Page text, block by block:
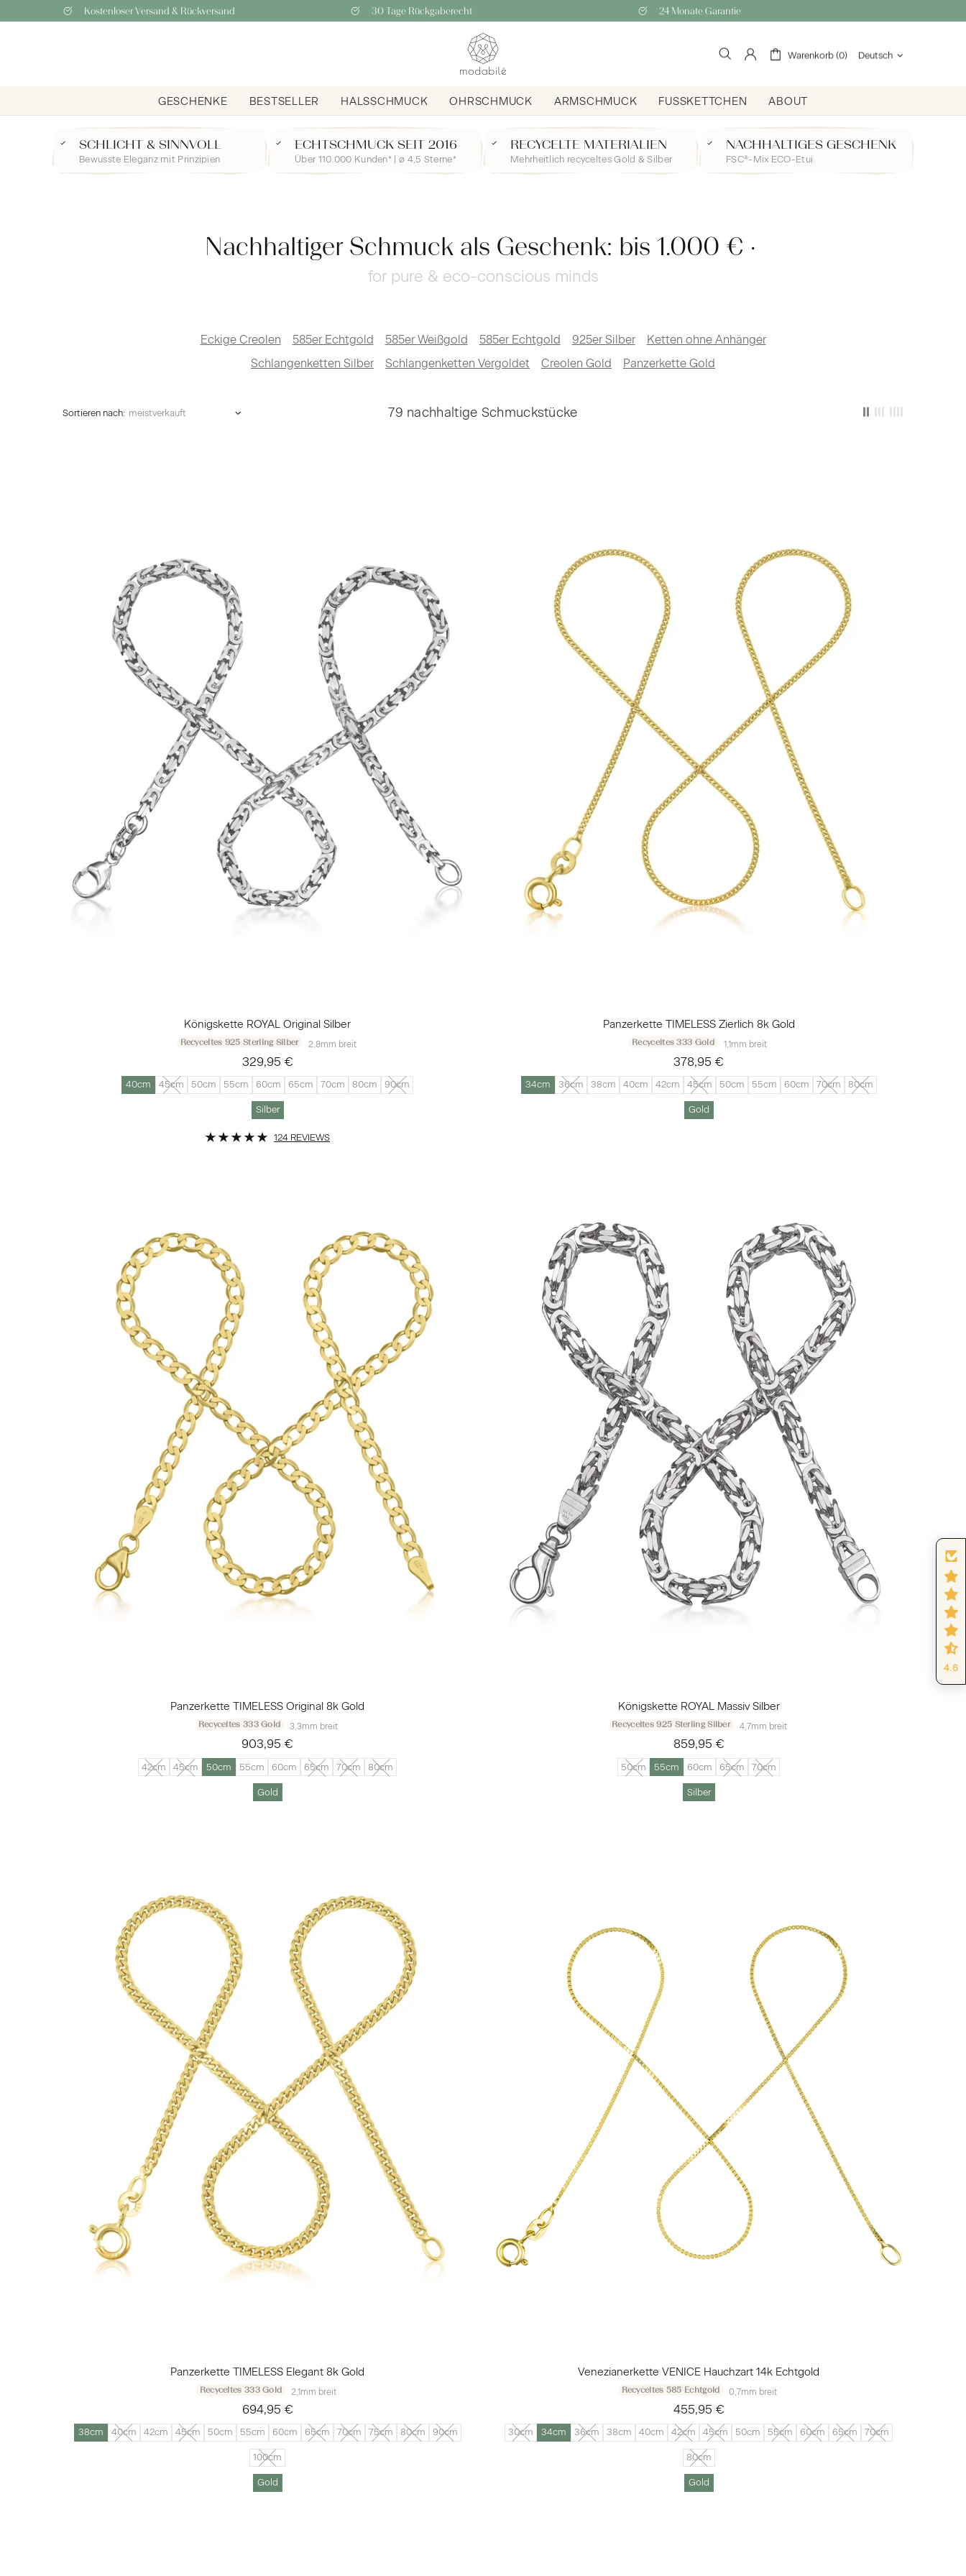
Kostenloser Versand & Rückversand 30 Tage Rückgaberecht 24 Monate Garantie
Warenkorb (0) Deutsch
GESCHENKE BESTSELLER HALSSCHMUCK OHRSCHMUCK ARMSCHMUCK FUSSKETTCHEN ABOUT
SCHLICHT & SINNVOLL
Bewusste Eleganz mit Prinzipien
ECHTSCHMUCK SEIT 2016
Über 110.000 Kunden* | ø 4,5 Sterne*
RECYCELTE MATERIALIEN
Mehrheitlich recyceltes Gold & Silber
NACHHALTIGES GESCHENK
FSC®-Mix ECO-Etui
Nachhaltiger Schmuck als Geschenk: bis 1.000 € ·
for pure & eco-conscious minds
Eckige Creolen 585er Echtgold 585er Weißgold 585er Echtgold 925er Silber
Ketten ohne Anhänger
Schlangenketten Silber
Schlangenketten Vergoldet Creolen Gold Panzerkette Gold
Sortieren nach: 79 nachhaltige Schmuckstücke
Königskette ROYAL Original Silber
Recyceltes 925 Sterling Silber 2,8mm breit
329,95 €
40cm 45cm 50cm 55cm 60cm 65cm 70cm 80cm 90cm
Silber
124 REVIEWS
Panzerkette TIMELESS Zierlich 8k Gold
Recyceltes 333 Gold 1,1mm breit
378,95 €
34cm 36cm 38cm 40cm 42cm 45cm 50cm 55cm 60cm 70cm 80cm
Gold
Panzerkette TIMELESS Original 8k Gold
Recyceltes 333 Gold 3,3mm breit
903,95 €
42cm 45cm 50cm 55cm 60cm 65cm 70cm 80cm
Gold
Königskette ROYAL Massiv Silber
Recyceltes 925 Sterling Silber 4,7mm breit
859,95 €
50cm 55cm 60cm 65cm 70cm
Silber
Panzerkette TIMELESS Elegant 8k Gold
Recyceltes 333 Gold 2,1mm breit
694,95 €
38cm 40cm 42cm 45cm 50cm 55cm 60cm 65cm 70cm 75cm 80cm 90cm
100cm
Gold
Venezianerkette VENICE Hauchzart 14k Echtgold
Recyceltes 585 Echtgold 0,7mm breit
455,95 €
30cm 34cm 36cm 38cm 40cm 42cm 45cm 50cm 55cm 60cm 65cm 70cm
80cm
Gold
4.6